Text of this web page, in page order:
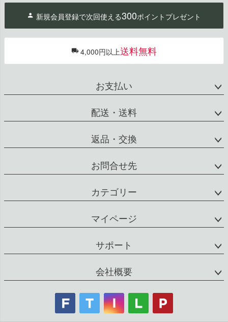
ジト
へ
新規会員登録で次回使える300ポイントプレゼント
4,000円以上送料無料
お支払い
配送・送料
返品・交換
お問合せ先
カテゴリー
マイページ
サポート
会社概要